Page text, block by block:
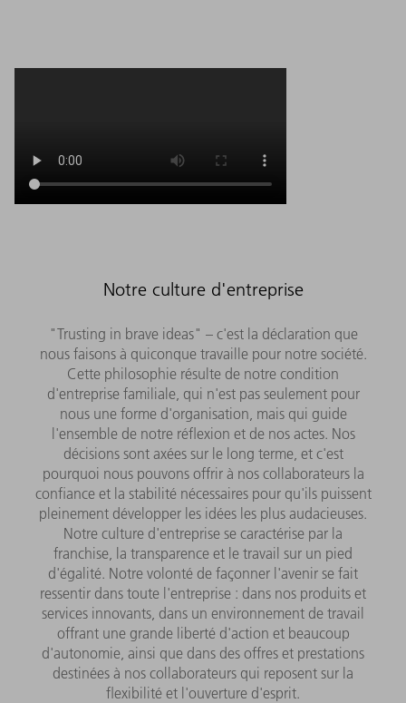
Notre culture d'entreprise
"Trusting in brave ideas" – c'est la déclaration que
nous faisons à quiconque travaille pour notre société.
Cette philosophie résulte de notre condition
d'entreprise familiale, qui n'est pas seulement pour
nous une forme d'organisation, mais qui guide
l'ensemble de notre réflexion et de nos actes. Nos
décisions sont axées sur le long terme, et c'est
pourquoi nous pouvons offrir à nos collaborateurs la
confiance et la stabilité nécessaires pour qu'ils puissent
pleinement développer les idées les plus audacieuses.
Notre culture d'entreprise se caractérise par la
franchise, la transparence et le travail sur un pied
d'égalité. Notre volonté de façonner l'avenir se fait
ressentir dans toute l'entreprise : dans nos produits et
services innovants, dans un environnement de travail
offrant une grande liberté d'action et beaucoup
d'autonomie, ainsi que dans des offres et prestations
destinées à nos collaborateurs qui reposent sur la
flexibilité et l'ouverture d'esprit.